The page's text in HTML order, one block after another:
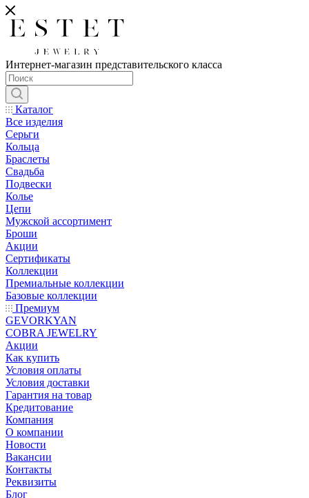
Интернет-магазин представительского класса
Каталог
Все изделия
Серьги
Кольца
Браслеты
Свадьба
Подвески
Колье
Цепи
Мужской ассортимент
Броши
Акции
Сертификаты
Коллекции
Премиальные коллекции
Базовые коллекции
Премиум
GEVORKYAN
COBRA JEWELRY
Акции
Как купить
Условия оплаты
Условия доставки
Гарантия на товар
Кредитование
Компания
О компании
Новости
Вакансии
Контакты
Реквизиты
Блог